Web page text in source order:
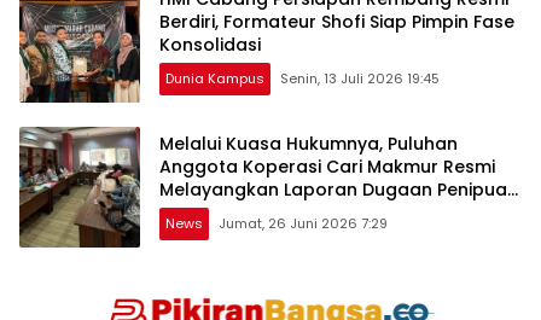
Berdiri, Formateur Shofi Siap Pimpin Fase
Konsolidasi
Dunia Kampus Senin, 13 Juli 2026 19:45
Melalui Kuasa Hukumnya, Puluhan
Anggota Koperasi Cari Makmur Resmi
Melayangkan Laporan Dugaan Penipuan,
Penggelapan, & TPPU
News Jumat, 26 Juni 2026 7:29